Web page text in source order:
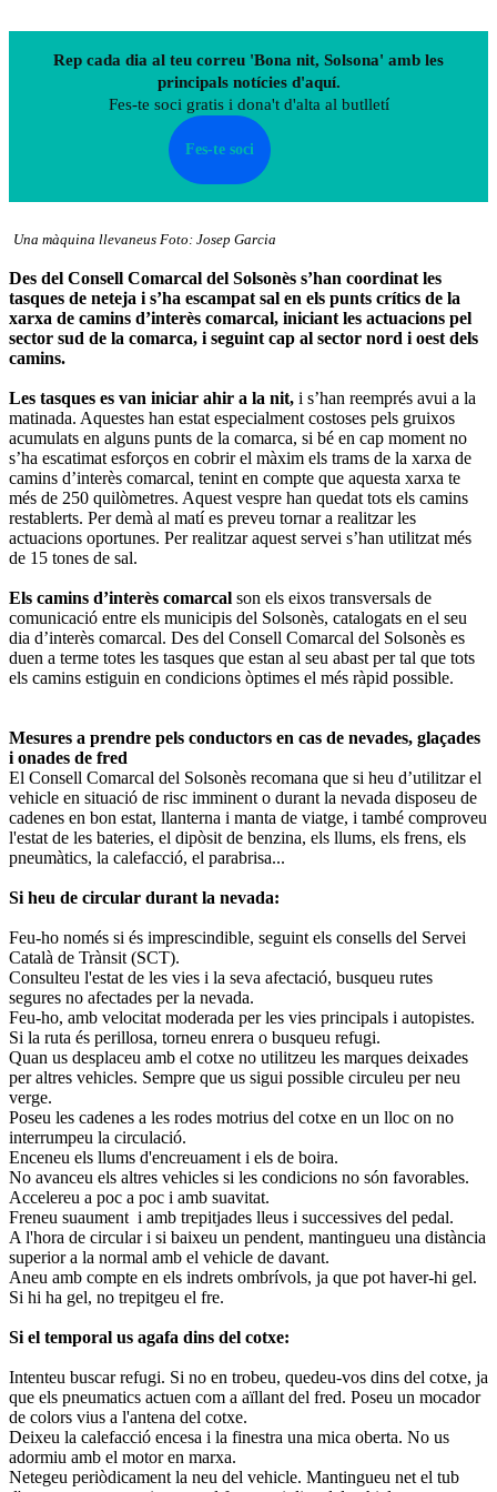
Rep cada dia al teu correu 'Bona nit, Solsona' amb les
principals notícies d'aquí.
Fes-te soci gratis i dona't d'alta al butlletí
Fes-te soci
Una màquina llevaneus Foto: Josep Garcia
Des del Consell Comarcal del Solsonès s’han coordinat les
tasques de neteja i s’ha escampat sal en els punts crítics de la
xarxa de camins d’interès comarcal, iniciant les actuacions pel
sector sud de la comarca, i seguint cap al sector nord i oest dels
camins.
Les tasques es van iniciar ahir a la nit, i s’han reemprés avui a la
matinada. Aquestes han estat especialment costoses pels gruixos
acumulats en alguns punts de la comarca, si bé en cap moment no
s’ha escatimat esforços en cobrir el màxim els trams de la xarxa de
camins d’interès comarcal, tenint en compte que aquesta xarxa te
més de 250 quilòmetres. Aquest vespre han quedat tots els camins
restablerts. Per demà al matí es preveu tornar a realitzar les
actuacions oportunes. Per realitzar aquest servei s’han utilitzat més
de 15 tones de sal.
Els camins d’interès comarcal son els eixos transversals de
comunicació entre els municipis del Solsonès, catalogats en el seu
dia d’interès comarcal. Des del Consell Comarcal del Solsonès es
duen a terme totes les tasques que estan al seu abast per tal que tots
els camins estiguin en condicions òptimes el més ràpid possible.
Mesures a prendre pels conductors en cas de nevades, glaçades
i onades de fred
El Consell Comarcal del Solsonès recomana que si heu d’utilitzar el
vehicle en situació de risc imminent o durant la nevada disposeu de
cadenes en bon estat, llanterna i manta de viatge, i també comproveu
l'estat de les bateries, el dipòsit de benzina, els llums, els frens, els
pneumàtics, la calefacció, el parabrisa...
Si heu de circular durant la nevada:
Feu-ho només si és imprescindible, seguint els consells del Servei
Català de Trànsit (SCT).
Consulteu l'estat de les vies i la seva afectació, busqueu rutes
segures no afectades per la nevada.
Feu-ho, amb velocitat moderada per les vies principals i autopistes.
Si la ruta és perillosa, torneu enrera o busqueu refugi.
Quan us desplaceu amb el cotxe no utilitzeu les marques deixades
per altres vehicles. Sempre que us sigui possible circuleu per neu
verge.
Poseu les cadenes a les rodes motrius del cotxe en un lloc on no
interrumpeu la circulació.
Enceneu els llums d'encreuament i els de boira.
No avanceu els altres vehicles si les condicions no són favorables.
Accelereu a poc a poc i amb suavitat.
Freneu suaument i amb trepitjades lleus i successives del pedal.
A l'hora de circular i si baixeu un pendent, mantingueu una distància
superior a la normal amb el vehicle de davant.
Aneu amb compte en els indrets ombrívols, ja que pot haver-hi gel.
Si hi ha gel, no trepitgeu el fre.
Si el temporal us agafa dins del cotxe:
Intenteu buscar refugi. Si no en trobeu, quedeu-vos dins del cotxe, ja
que els pneumatics actuen com a aïllant del fred. Poseu un mocador
de colors vius a l'antena del cotxe.
Deixeu la calefacció encesa i la finestra una mica oberta. No us
adormiu amb el motor en marxa.
Netegeu periòdicament la neu del vehicle. Mantingueu net el tub